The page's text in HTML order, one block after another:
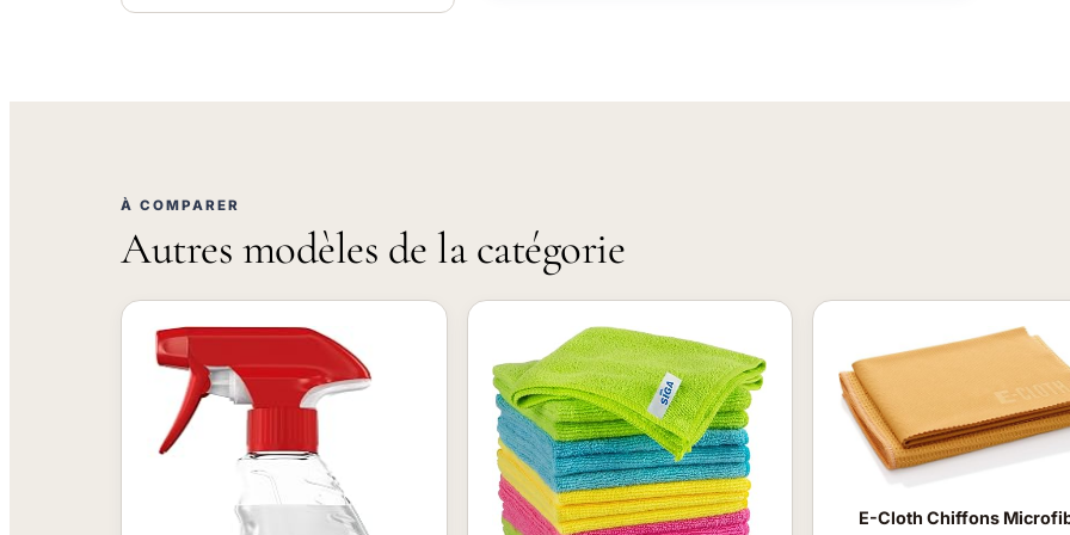
À COMPARER
Autres modèles de la catégorie
E-Cloth Chiffons